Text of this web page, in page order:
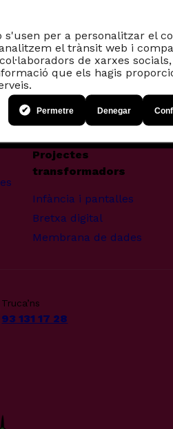
s'usen per a personalitzar el
el trànsit web i
de xarxes
que els hagis
Permetre Denegar
Projectes
transformadors
Infància i pantalles
Bretxa digital
Membrana de dades
Truca’ns
93 131 17 28